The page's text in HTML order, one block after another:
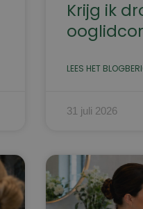
Krijg ik
LEES HET
31 juli 2026